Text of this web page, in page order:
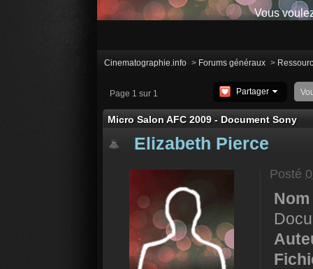
Vous
Cinematographie.info > Forums généraux >
Page 1 sur 1 Partager
Micro Salon AFC 2009 - Document Sony
Elizabeth Pierce
Posté